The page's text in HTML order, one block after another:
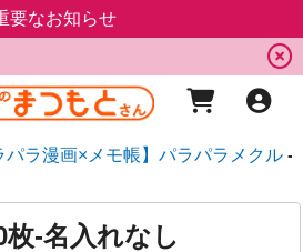
要なお知らせ
パラ漫画×メモ帳】パラパラメクル
枚-名入れなし